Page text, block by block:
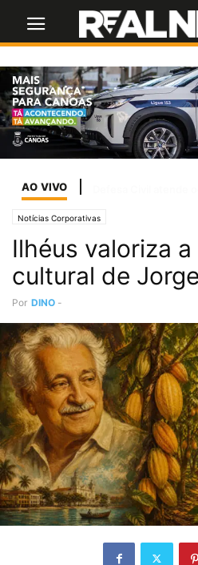
AO VIVO
Notícias Corporativas
Ilhéus valoriza
cultural de
Por DINO -